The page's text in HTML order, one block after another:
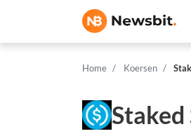
Home Koersen
Staked